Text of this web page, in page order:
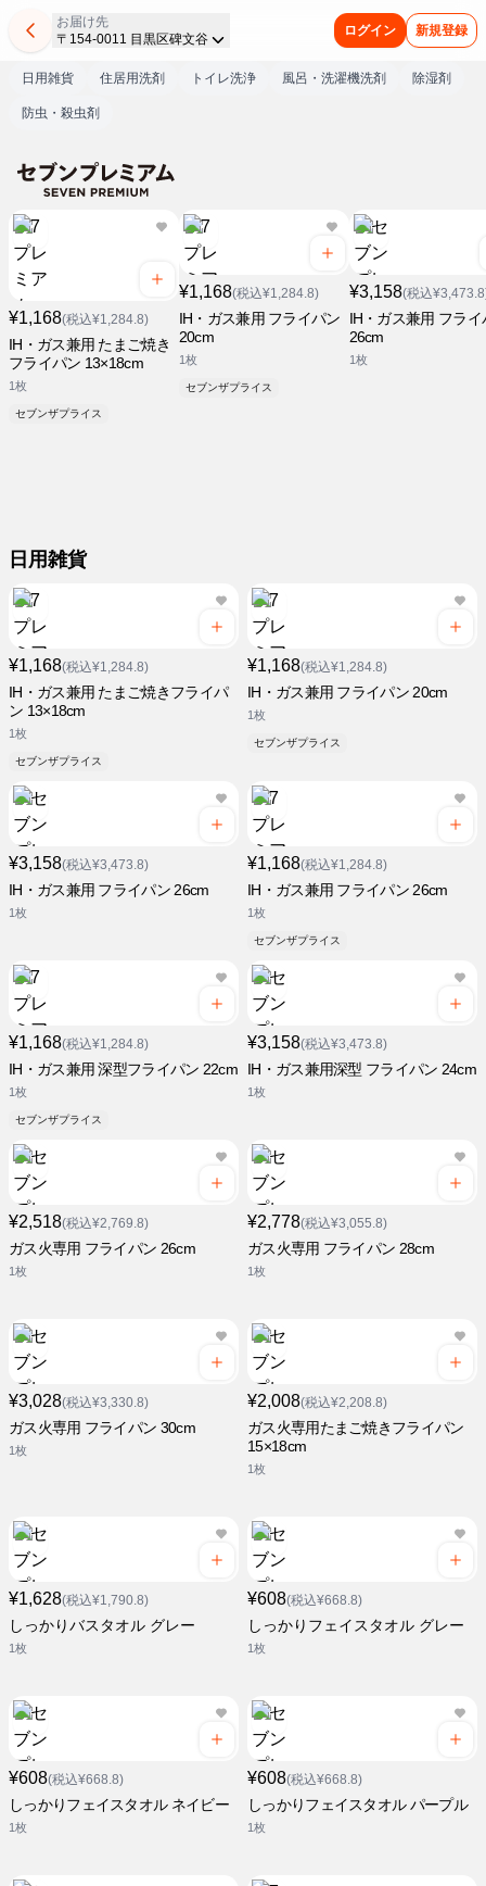
お届け先
〒154-0011 目黒区碑文谷
ログイン 新規登録
日用雑貨 住居用洗剤 トイレ洗浄 風呂・洗濯機洗剤 除湿剤
防虫・殺虫剤
¥1,168(税込¥1,284.8)
IH・ガス兼用 たまご焼き
フライパン 13×18cm
1枚
セブンザプライス
¥1,168(税込¥1,284.8)
IH・ガス兼用 フライパン
20cm
1枚
セブンザプライス
¥3,158(税込
IH・ガス兼用 フライ
26cm
1枚
日用雑貨
¥1,168(税込¥1,284.8)
IH・ガス兼用 たまご焼きフライパ
ン 13×18cm
1枚
セブンザプライス
¥1,168(税込¥1,284.8)
IH・ガス兼用 フライパン 20cm
1枚
セブンザプライス
¥3,158(税込¥3,473.8)
IH・ガス兼用 フライパン 26cm
1枚
¥1,168(税込¥1,284.8)
IH・ガス兼用 フライパン 26cm
1枚
セブンザプライス
¥1,168(税込¥1,284.8)
IH・ガス兼用 深型フライパン 22cm
1枚
セブンザプライス
¥3,158(税込¥3,473.8)
IH・ガス兼用深型 フライパン 24cm
1枚
¥2,518(税込¥2,769.8)
ガス火専用 フライパン 26cm
1枚
¥2,778(税込¥3,055.8)
ガス火専用 フライパン 28cm
1枚
¥3,028(税込¥3,330.8)
ガス火専用 フライパン 30cm
1枚
¥2,008(税込¥2,208.8)
ガス火専用たまご焼きフライパン
15×18cm
1枚
¥1,628(税込¥1,790.8)
しっかりバスタオル グレー
1枚
¥608(税込¥668.8)
しっかりフェイスタオル グレー
1枚
¥608(税込¥668.8)
しっかりフェイスタオル ネイビー
1枚
¥608(税込¥668.8)
しっかりフェイスタオル パープル
1枚